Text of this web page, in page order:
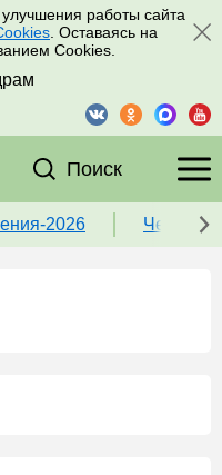
работы сайта
. Оставаясь на
Cookies.
Поиск
2026 Чек-